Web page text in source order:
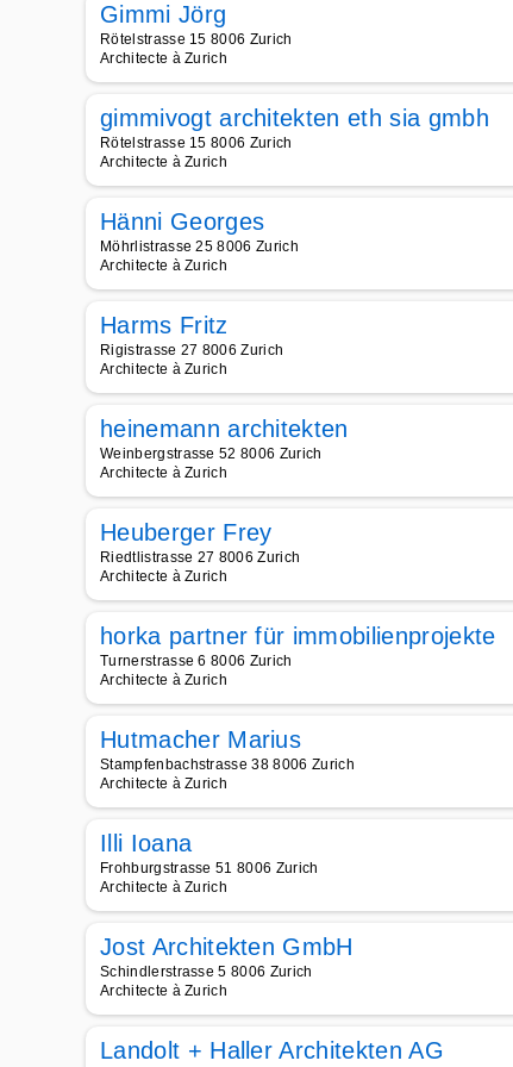
Gimmi Jörg
Rötelstrasse 15 8006 Zurich
Architecte à Zurich
gimmivogt architekten eth sia gmbh
Rötelstrasse 15 8006 Zurich
Architecte à Zurich
Hänni Georges
Möhrlistrasse 25 8006 Zurich
Architecte à Zurich
Harms Fritz
Rigistrasse 27 8006 Zurich
Architecte à Zurich
heinemann architekten
Weinbergstrasse 52 8006 Zurich
Architecte à Zurich
Heuberger Frey
Riedtlistrasse 27 8006 Zurich
Architecte à Zurich
horka partner für immobilienprojekte
Turnerstrasse 6 8006 Zurich
Architecte à Zurich
Hutmacher Marius
Stampfenbachstrasse 38 8006 Zurich
Architecte à Zurich
Illi Ioana
Frohburgstrasse 51 8006 Zurich
Architecte à Zurich
Jost Architekten GmbH
Schindlerstrasse 5 8006 Zurich
Architecte à Zurich
Landolt + Haller Architekten AG